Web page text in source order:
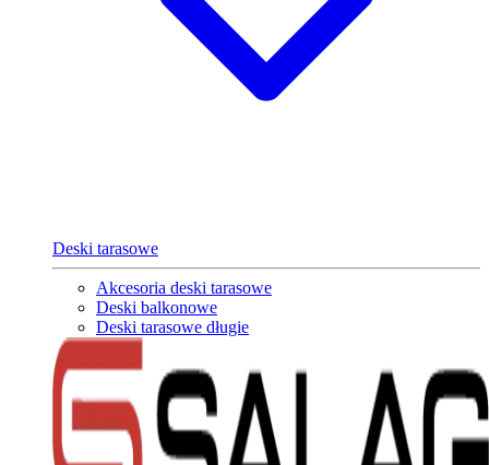
Deski tarasowe
Akcesoria deski tarasowe
Deski balkonowe
Deski tarasowe długie